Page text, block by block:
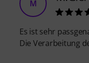
M
Es ist sehr
Die Verarbeitung